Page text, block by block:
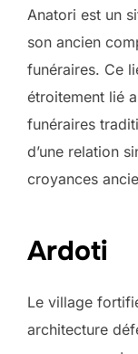
Anatori est un
son ancien
funéraires. Ce
étroitement lié
funéraires
d’une relation
croyances
Ardoti
Le village
architecture